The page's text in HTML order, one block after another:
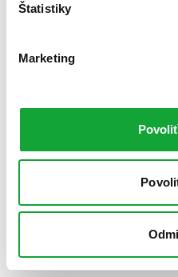
Štatistiky
Marketing